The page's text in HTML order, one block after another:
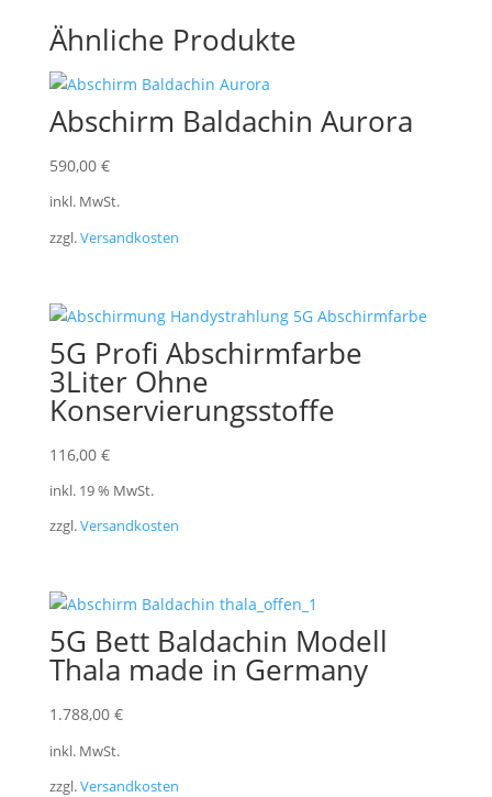
Ähnliche Produkte
Abschirm Baldachin Aurora
590,00 €
inkl. MwSt.
zzgl.Versandkosten
5G Profi Abschirmfarbe
3Liter Ohne
Konservierungsstoffe
116,00 €
inkl. 19 % MwSt.
zzgl.Versandkosten
5G Bett Baldachin Modell
Thala made in Germany
1.788,00 €
inkl. MwSt.
zzgl.Versandkosten